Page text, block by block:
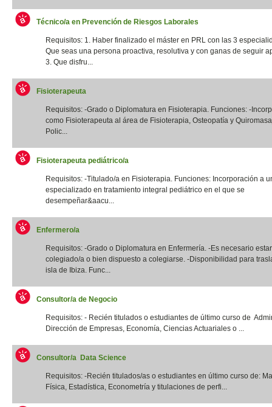
Técnico/a en Prevención de Riesgos Laborales
Requisitos: 1. Haber finalizado el máster en PRL con las 3
Que seas una persona proactiva, resolutiva y con ganas de seguir
3. Que disfru...
Fisioterapeuta
Requisitos: -Grado o Diplomatura en Fisioterapia. Funciones: -
como Fisioterapeuta al área de Fisioterapia, Osteopatía y
Polic...
Fisioterapeuta pediátrico/a
Requisitos: -Titulado/a en Fisioterapia. Funciones: Incorporación a
especializado en tratamiento integral pediátrico en el que se
desempeñar&aacu...
Enfermero/a
Requisitos: -Grado o Diplomatura en Enfermería. -Es necesario estar
colegiado/a o bien dispuesto a colegiarse. -Disponibilidad para
isla de Ibiza. Func...
Consultor/a de Negocio
Requisitos: - Recién titulados o estudiantes de último curso de
Dirección de Empresas, Economía, Ciencias Actuariales o ...
Consultor/a Data Science
Requisitos: -Recién titulados/as o estudiantes en último curso de:
Física, Estadística, Econometría y titulaciones de perfi...